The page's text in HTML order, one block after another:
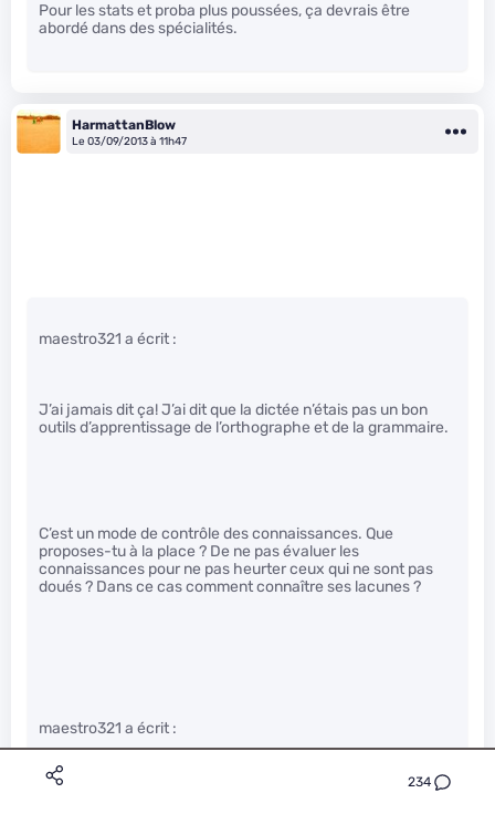
234
Pour les stats et proba plus poussées, ça devrais être
abordé dans des spécialités.
HarmattanBlow
Le 03/09/2013 à 11h47
maestro321 a écrit :
J’ai jamais dit ça! J’ai dit que la dictée n’étais pas un bon
outils d’apprentissage de l’orthographe et de la grammaire.
C’est un mode de contrôle des connaissances. Que
proposes-tu à la place ? De ne pas évaluer les
connaissances pour ne pas heurter ceux qui ne sont pas
doués ? Dans ce cas comment connaître ses lacunes ?
maestro321 a écrit :